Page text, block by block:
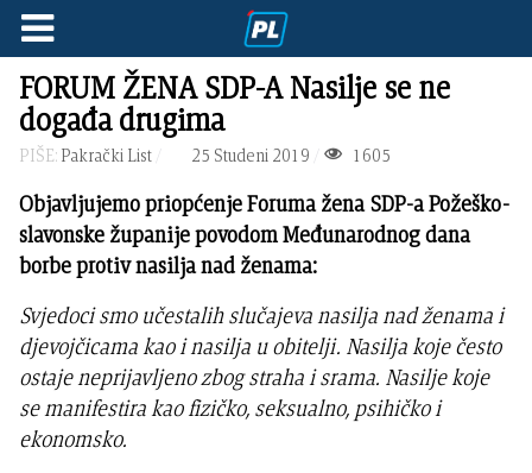
FORUM ŽENA SDP-A Nasilje se ne
događa drugima
PIŠE: Pakrački List 25 Studeni 2019 1605
Objavljujemo priopćenjeForuma žena SDP-a Požeško-
slavonske županije povodom Međunarodnog dana
borbe protiv nasilja nad ženama:
Svjedoci smo učestalih slučajeva nasilja nad ženama i
djevojčicama kao i nasilja u obitelji. Nasilja koje često
ostaje neprijavljeno zbog straha i srama. Nasilje koje
se manifestira kao fizičko, seksualno, psihičko i
ekonomsko.